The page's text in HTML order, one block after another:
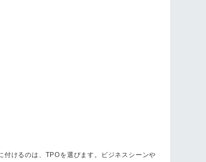
けるのは、TPOを選びます。ビジネスシーンや